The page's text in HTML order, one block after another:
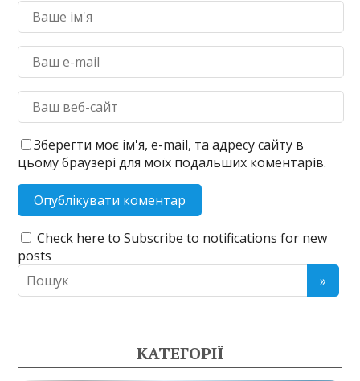
Зберегти моє ім'я, e-mail, та адресу сайту в
цьому браузері для моїх подальших коментарів.
Check here to Subscribe to notifications for new
posts
КАТЕГОРІЇ